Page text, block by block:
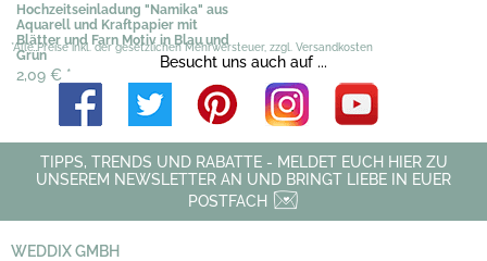
Hochzeitseinladung "Namika" aus
Aquarell und Kraftpapier mit
Blätter und Farn Motiv in Blau und
Grün
2,09 € *
*Alle Preise inkl. der gesetzlichen Mehrwersteuer, zzgl. Versandkosten
Besucht uns auch auf ...
TIPPS, TRENDS UND RABATTE - MELDET EUCH HIER ZU
UNSEREM NEWSLETTER AN UND BRINGT LIEBE IN EUER
POSTFACH
WEDDIX GMBH